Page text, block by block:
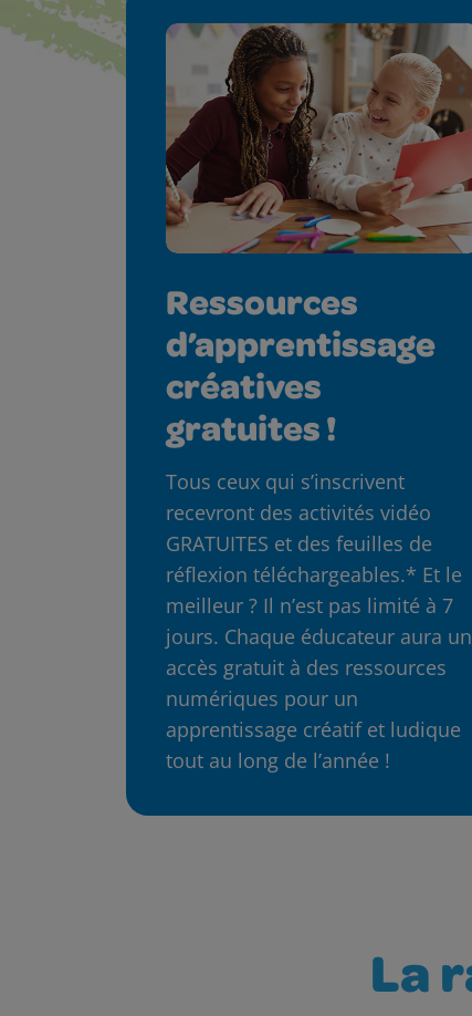
Ressources
d’apprentissage
créatives
gratuites !
Tous ceux qui s’inscrivent
recevront des activités vidéo
GRATUITES et des feuilles de
réflexion téléchargeables.* Et le
meilleur ? Il n’est pas limité à 7
jours. Chaque éducateur aura un
accès gratuit à des ressources
numériques pour un
apprentissage créatif et ludique
tout au long de l’année !
La